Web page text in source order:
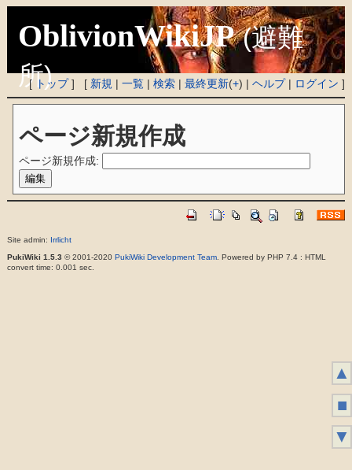
OblivionWikiJP (避難
所)
[ トップ] [ 新規 |一覧 |検索 |最終更新(+) |ヘルプ| ログイン ]
ページ新規作成
ページ新規作成:
Site admin: Irrlicht
PukiWiki 1.5.3 © 2001-2020 PukiWiki Development Team. Powered by PHP 7.4 : HTML
convert time: 0.001 sec.
▲
■
▼